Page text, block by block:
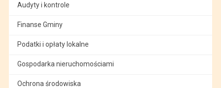
Audyty i kontrole
Finanse Gminy
Podatki i opłaty lokalne
Gospodarka nieruchomościami
Ochrona środowiska